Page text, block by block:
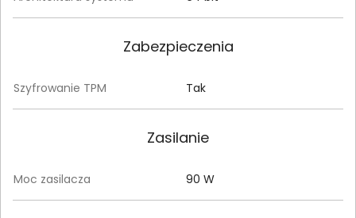
Zabezpieczenia
Szyfrowanie TPM Tak
Zasilanie
Moc zasilacza 90 W